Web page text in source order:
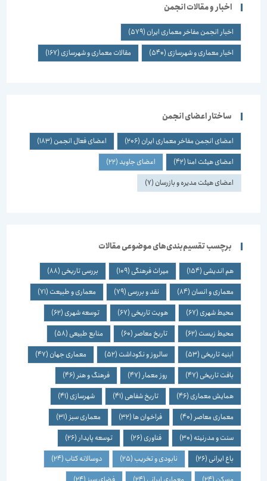
اخبار و مقالات انجمن
اخبار انجمن مفاخر معماری ایران(579)
اخبار معماری و شهرسازی(540) مقالات معماری و شهرسازی(167)
ساختار اعضای انجمن
اعضای انجمن مفاخر معماری ایران(206) اعضای فعال انجمن(183)
اعضای هیئت امنا (42) اعضای جاوید(22)
اعضای هیئت مدیره و بازرسان(7)
برچسب تقسیم‌بندی‌های موضوعی مقالات
هم اندیشی(154) میراث فرهنگی(109) بررسی تاریخی(88)
معماری و انسان(84) نقد و بررسی(79) معماری و طبیعت(71)
محیط شهری(67) هویت تاریخی(67) توسعه شهری(62)
محیط زیست(62) تاریخ معاصر(60) منابع طبیعی(58)
ابنیه تاریخی(53) سالروز و نکوداشت(52) معماری جهان(47)
بافت تاریخی(47) روز معمار(47) فرهنگ و هنر(46)
همایش معماری(46) تاریخ شفاهی(41) شهرسازی(41)
معماری معاصر(40) فراخوان ها(32) معماری سبز(31)
سنت و مدرنیته(30) فناوری(26) توسعه پایدار(26)
باغ ایرانی(26) نابودی و تخریب(25) دوسالانه کتاب(24)